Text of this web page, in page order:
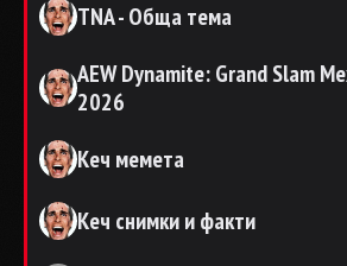
TNA - Обща тема
AEW Dynamite: Grand Slam
2026
Кеч мемета
Кеч снимки и факти